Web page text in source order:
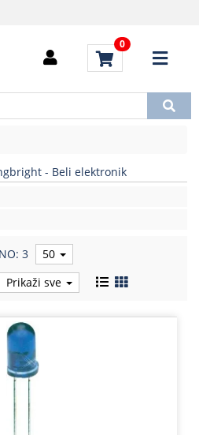
0
- Beli elektronik
3
50
Prikaži sve